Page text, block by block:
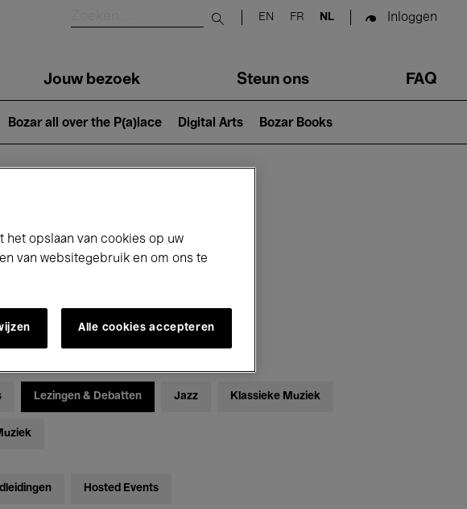
Submit search
EN FR NL Inloggen
Jouw bezoek Steun ons FAQ
Bozar all over the P(a)lace Digital Arts Bozar Books
Lezingen & Debatten Jazz Klassieke Muziek
Hosted Events
het opslaan van cookies op uw
van websitegebruik en om ons te
Alle cookies accepteren